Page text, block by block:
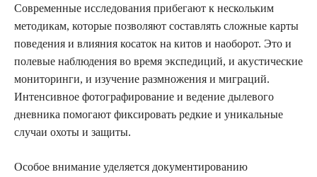
Современные исследования прибегают к нескольким
методикам, которые позволяют составлять сложные карты
поведения и влияния косаток на китов и наоборот. Это и
полевые наблюдения во время экспедиций, и акустические
мониторинги, и изучение размножения и миграций.
Интенсивное фотографирование и ведение дылевого
дневника помогают фиксировать редкие и уникальные
случаи охоты и защиты.
Особое внимание уделяется документированию